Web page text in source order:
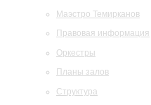
Маэстро Темирканов
Правовая информация
Оркестры
Планы залов
Структура